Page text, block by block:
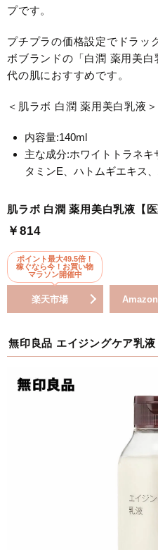
プです。
プチプラの価格設定でドラッ
ボブランドの「白潤 薬用美
代の肌におすすめです。
＜肌ラボ 白潤 薬用美白乳液＞
内容量:140ml
主な成分:ホワイトトラネ
タミンE、ハトムギエキス
肌ラボ 白潤 薬用美白乳液【医
￥814
ポイント最大49.5倍！
稼ぐなら今！お買い物
マラソン開催中
楽天市場
無印良品 エイジングケア乳液